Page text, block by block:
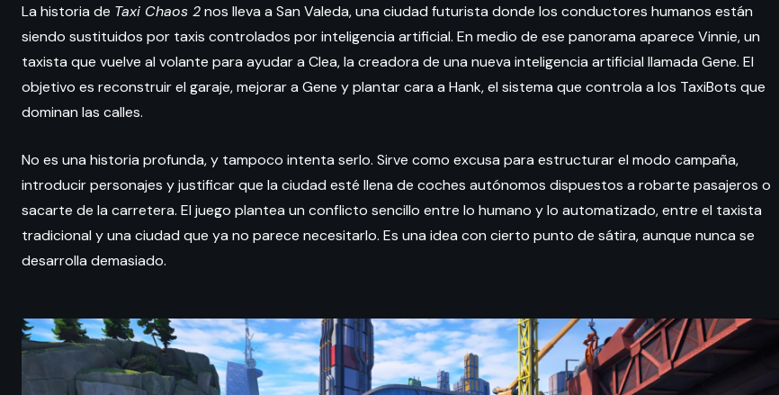
La historia de Taxi Chaos 2nos lleva a San Valeda, una ciudad futurista donde los conductores humanos están
siendo sustituidos por taxis controlados por inteligencia artificial. En medio de ese panorama aparece Vinnie, un
taxista que vuelve al volante para ayudar a Clea, la creadora de una nueva inteligencia artificial llamada Gene. El
objetivo es reconstruir el garaje, mejorar a Gene y plantar cara a Hank, el sistema que controla a los TaxiBots que
dominan las calles.
No es una historia profunda, y tampoco intenta serlo. Sirve como excusa para estructurar el modo campaña,
introducir personajes y justificar que la ciudad esté llena de coches autónomos dispuestos a robarte pasajeros o
sacarte de la carretera. El juego plantea un conflicto sencillo entre lo humano y lo automatizado, entre el taxista
tradicional y una ciudad que ya no parece necesitarlo. Es una idea con cierto punto de sátira, aunque nunca se
desarrolla demasiado.